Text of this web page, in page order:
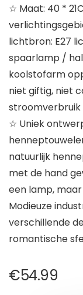
☆ Maat: 40 *
lichtbron: E27
spaarlamp /
koolstofarm
niet giftig, niet
stroomverbruik
☆ Uniek
natuurlijk
met de hand
een lamp,
Modieuze
verschillende
romantische
€54.99